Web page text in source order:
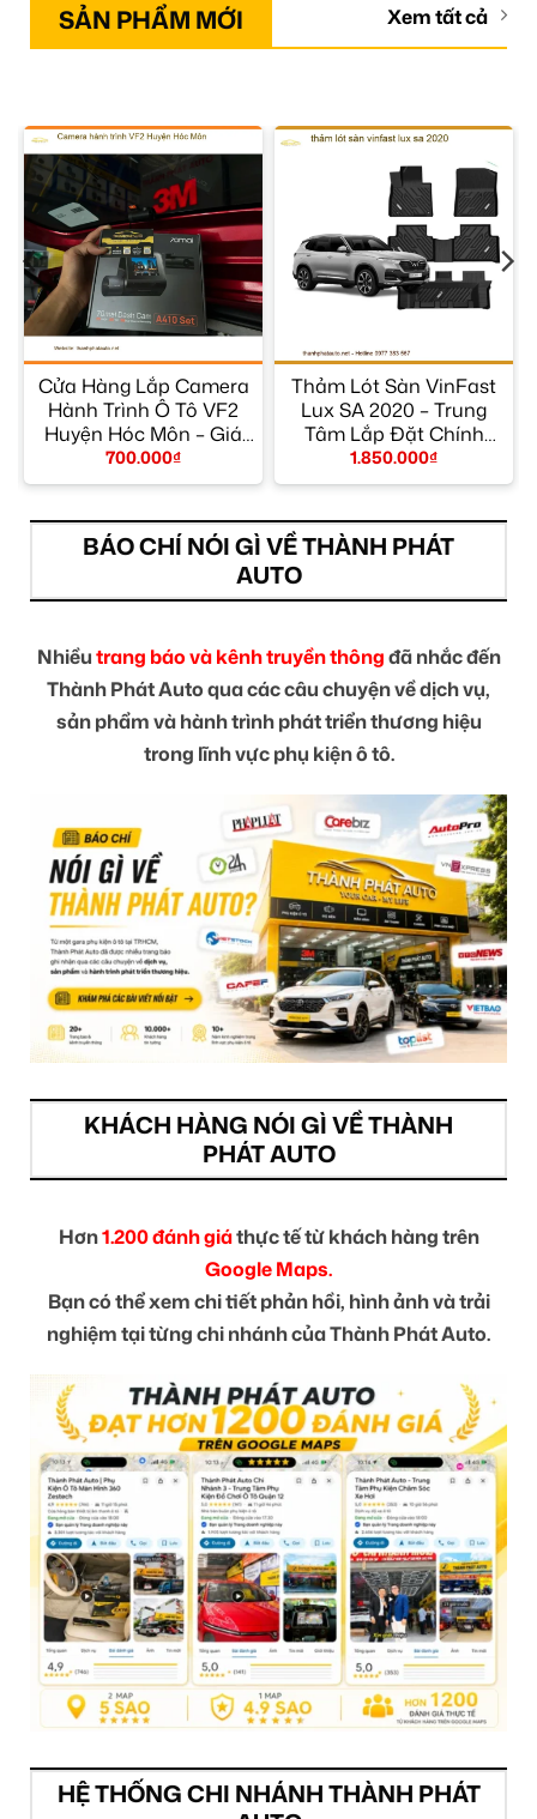
SẢN PHẨM MỚI Xem tất cả
Cửa Hàng Lắp Camera
Hành Trình Ô Tô VF2
Huyện Hóc Môn – Giá
Tốt TPHCM
700.000₫
Thảm Lót Sàn VinFast
Lux SA 2020 – Trung
Tâm Lắp Đặt Chính
Hãng TPHCM
1.850.000₫
BÁO CHÍ NÓI GÌ VỀ THÀNH PHÁT
AUTO
Nhiềutrang báo và kênh truyền thôngđã nhắc đến
Thành Phát Auto qua các câu chuyện về dịch vụ,
sản phẩm và hành trình phát triển thương hiệu
trong lĩnh vực phụ kiện ô tô.
KHÁCH HÀNG NÓI GÌ VỀ THÀNH
PHÁT AUTO
Hơn1.200 đánh giáthực tế từ khách hàng trên
Google Maps.
Bạn có thể xem chi tiết phản hồi, hình ảnh và trải
nghiệm tại từng chi nhánh của Thành Phát Auto.
HỆ THỐNG CHI NHÁNH THÀNH PHÁT